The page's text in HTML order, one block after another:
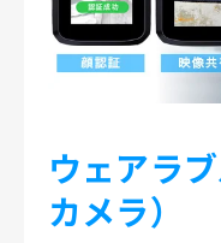
ウェアラ
カメラ）